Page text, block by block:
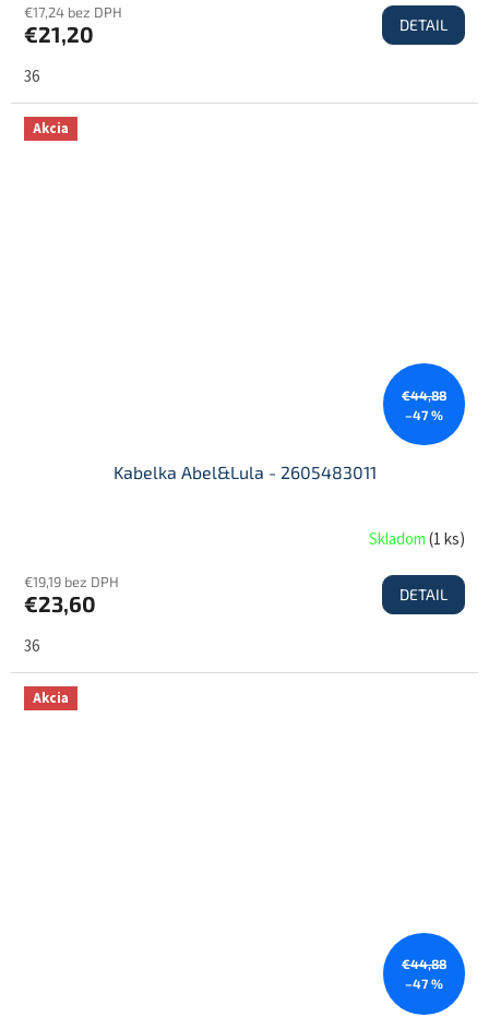
€17,24 bez DPH
€21,20 DETAIL
36
Akcia
€44,88
–47 %
Kabelka Abel&Lula - 2605483011
Skladom(1 ks)
€19,19 bez DPH
€23,60 DETAIL
36
Akcia
€44,88
–47 %